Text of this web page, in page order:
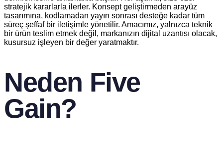
stratejik kararlarla ilerler. Konsept geliştirmeden arayüz
tasarımına, kodlamadan yayın sonrası desteğe kadar tüm
süreç şeffaf bir iletişimle yönetilir. Amacımız, yalnızca teknik
bir ürün teslim etmek değil, markanızın dijital uzantısı olacak,
kusursuz işleyen bir değer yaratmaktır.
Neden Five
Gain?